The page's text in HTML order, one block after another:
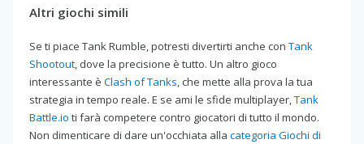
Altri giochi simili
Se ti piace Tank Rumble, potresti divertirti anche con Tank
Shootout, dove la precisione è tutto. Un altro gioco
interessante è Clash of Tanks, che mette alla prova la tua
strategia in tempo reale. E se ami le sfide multiplayer,Tank
Battle.io ti farà competere contro giocatori di tutto il mondo.
Non dimenticare di dare un'occhiata alla categoria Giochi di